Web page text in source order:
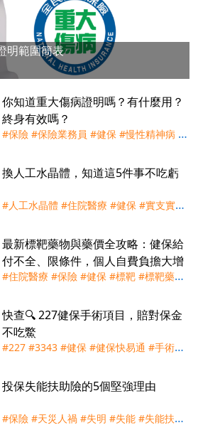
明範圍簡表
你知道重大傷病證明嗎？有什麼用？
終身有效嗎？
#保險 #保險業務員 #健保 #慢性精神病 #
傷病 #重大傷病卡#重大傷病險
換人工水晶體，知道這5件事不吃虧
#人工水晶體 #住院醫療 #健保 #實支實付
最新標靶藥物與藥價全攻略：健保給
付不全、限條件，個人自費負擔大增
#住院醫療 #保險 #健保 #標靶 #標靶藥物
癌險#實支實付#自費
快查🔍 227健保手術項目，賠對保金
不吃鱉
#227 #3343 #健保 #健保快易通 #手術節
投保失能扶助險的5個堅強理由
#保險 #天災人禍 #失明 #失能 #失能扶助